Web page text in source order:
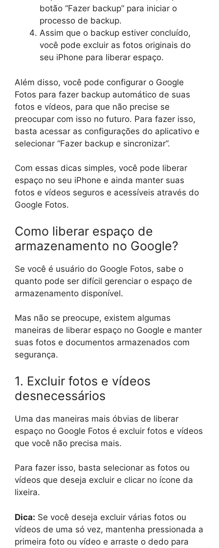
botão “Fazer backup” para iniciar o
processo de backup.
Assim que o backup estiver concluído,
você pode excluir as fotos originais do
seu iPhone para liberar espaço.
Além disso, você pode configurar o Google
Fotos para fazer backup automático de suas
fotos e vídeos, para que não precise se
preocupar com isso no futuro. Para fazer isso,
basta acessar as configurações do aplicativo e
selecionar “Fazer backup e sincronizar”.
Com essas dicas simples, você pode liberar
espaço no seu iPhone e ainda manter suas
fotos e vídeos seguros e acessíveis através do
Google Fotos.
Como liberar espaço de
armazenamento no Google?
Se você é usuário do Google Fotos, sabe o
quanto pode ser difícil gerenciar o espaço de
armazenamento disponível.
Mas não se preocupe, existem algumas
maneiras de liberar espaço no Google e manter
suas fotos e documentos armazenados com
segurança.
1. Excluir fotos e vídeos
desnecessários
Uma das maneiras mais óbvias de liberar
espaço no Google Fotos é excluir fotos e vídeos
que você não precisa mais.
Para fazer isso, basta selecionar as fotos ou
vídeos que deseja excluir e clicar no ícone da
lixeira.
Dica: Se você deseja excluir várias fotos ou
vídeos de uma só vez, mantenha pressionada a
primeira foto ou vídeo e arraste o dedo para